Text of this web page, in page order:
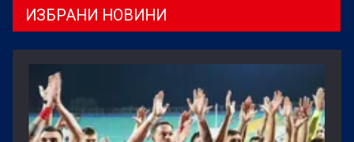
ИЗБРАНИ НОВИНИ